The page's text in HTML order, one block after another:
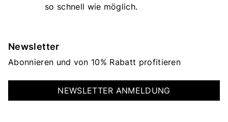
so schnell wie möglich.
Newsletter
Abonnieren und von 10% Rabatt profitieren
NEWSLETTER ANMELDUNG